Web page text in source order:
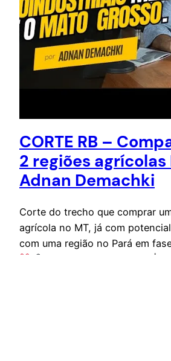
CORTE RB –
2 regiões agrícolas
Adnan Demachki
Corte do trecho que comprar
agrícola no MT, já com
com uma região no Pará em
CORTES DO PODCAST |